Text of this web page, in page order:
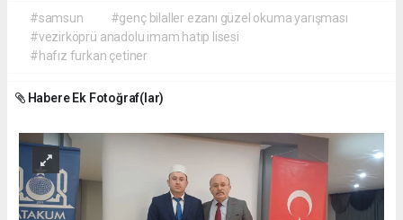
#samsun
#genç bilaller ezanı güzel okuma yarışması
#vezirköprü anadolu imam hatip lisesi
#hafız furkan çetiner
Habere Ek Fotoğraf(lar)